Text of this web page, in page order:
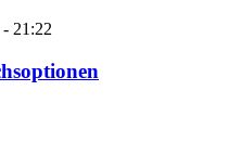
21:22